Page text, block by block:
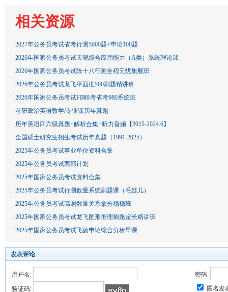
相关资源
2027年公务员考试省考行测5000题+申论100题
2026年国家公务员考试天晓综合应用能力（A类）系统理论课
2026年国家公务员考试陈十八行测全程无忧旗舰班
2026年公务员考试龙飞平面推500刷题精讲班
2026年国家公务员考试FB联考省考980系统班
考研政治英语数学/专业课历年真题
历年英语四六级真题+解析合集+听力音频【2015-2024.6】
全国硕士研究生招生考试历年真题（1991-2025）
2025年公务员考试事业单位资料合集
2025年公务员考试西部计划
2025年国家公务员考试资料合集
2025年公务员考试行测数量系统刷题课（毛娃儿）
2025年公务员考试高照数量关系拿分稳稳班
2025年国家公务员考试龙飞图形推理刷题超长精讲班
2025年国家公务员考试飞扬申论综合分析早课
发表评论
用户名:
密码:
验证码:
匿名发